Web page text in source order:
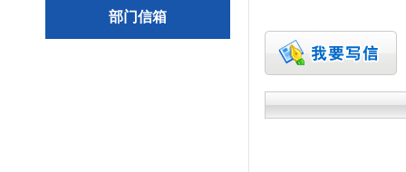
部门信箱